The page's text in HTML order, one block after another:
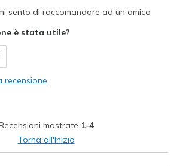
sento di raccomandare ad un amico
è stata utile?
recensione
mostrate 1-4
Torna all'Inizio